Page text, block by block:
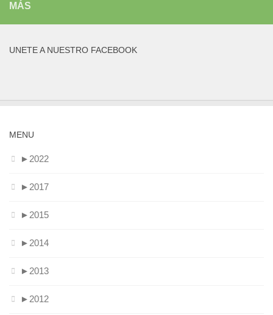
MÁS
UNETE A NUESTRO FACEBOOK
MENU
► 2022
► 2017
► 2015
► 2014
► 2013
► 2012